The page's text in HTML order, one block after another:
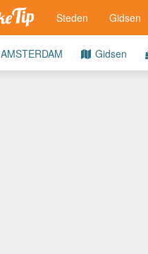
Steden Gidsen
AMSTERDAM Gidsen